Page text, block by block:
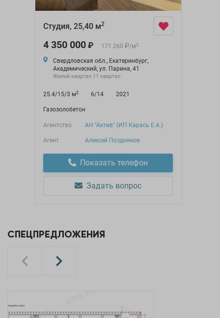
Студия, 25,40 м2
4 350 000₽ 171 260 ₽/м2
Свердловская обл., Екатеринбург,
Академический, ул. Парина, 41
Жилой квартал 11 квартал
25.4/15/3 м2 6/14 2021
Газозолобетон
Агентство АН "Актив" (ИП Карась Е.А.)
Агент Алексей Поздняков
Показать телефон
Задать вопрос
СПЕЦПРЕДЛОЖЕНИЯ